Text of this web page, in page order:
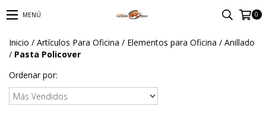
MENÚ 0
Inicio / Artículos Para Oficina / Elementos para Oficina / Anillado
/ Pasta Policover
Ordenar por: